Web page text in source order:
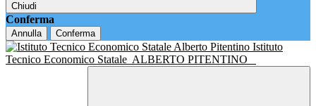
Chiudi
Conferma
Annulla Conferma
Istituto
Tecnico Economico Statale ALBERTO PITENTINO